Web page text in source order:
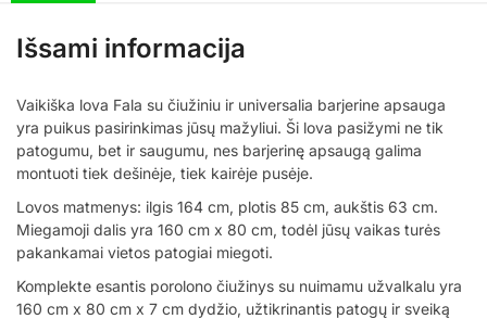
Išsami informacija
Vaikiška lova Fala su čiužiniu ir universalia barjerine apsauga
yra puikus pasirinkimas jūsų mažyliui. Ši lova pasižymi ne tik
patogumu, bet ir saugumu, nes barjerinę apsaugą galima
montuoti tiek dešinėje, tiek kairėje pusėje.
Lovos matmenys: ilgis 164 cm, plotis 85 cm, aukštis 63 cm.
Miegamoji dalis yra 160 cm x 80 cm, todėl jūsų vaikas turės
pakankamai vietos patogiai miegoti.
Komplekte esantis porolono čiužinys su nuimamu užvalkalu yra
160 cm x 80 cm x 7 cm dydžio, užtikrinantis patogų ir sveiką